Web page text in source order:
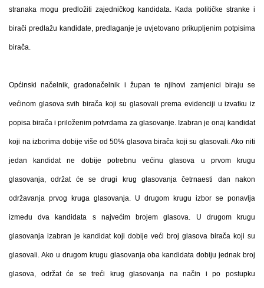
stranaka mogu predložiti zajedničkog kandidata. Kada političke stranke i
birači predlažu kandidate, predlaganje je uvjetovano prikupljenim potpisima
birača.
Općinski načelnik, gradonačelnik i župan te njihovi zamjenici biraju se
većinom glasova svih birača koji su glasovali prema evidenciji u izvatku iz
popisa birača i priloženim potvrdama za glasovanje. Izabran je onaj kandidat
koji na izborima dobije više od 50% glasova birača koji su glasovali. Ako niti
jedan kandidat ne dobije potrebnu većinu glasova u prvom krugu
glasovanja, održat će se drugi krug glasovanja četrnaesti dan nakon
održavanja prvog kruga glasovanja. U drugom krugu izbor se ponavlja
između dva kandidata s najvećim brojem glasova. U drugom krugu
glasovanja izabran je kandidat koji dobije veći broj glasova birača koji su
glasovali. Ako u drugom krugu glasovanja oba kandidata dobiju jednak broj
glasova, održat će se treći krug glasovanja na način i po postupku